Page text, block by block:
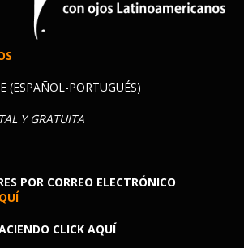
(ESPAÑOL-PORTUGUÉS)
Y GRATUITA
POR CORREO ELECTRÓNICO
CLICK AQUÍ